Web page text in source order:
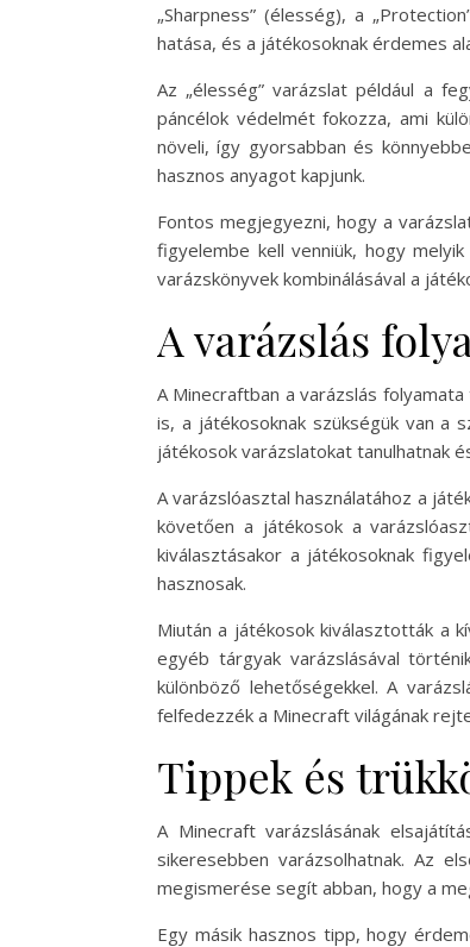
„Sharpness” (élesség), a
hatása, és a játékosoknak érdemes
Az „élesség” varázslat például a
páncélok védelmét fokozza, ami
növeli, így gyorsabban és
hasznos anyagot kapjunk.
Fontos megjegyezni, hogy a
figyelembe kell venniük, hogy
varázskönyvek kombinálásával a
A varázslás
A Minecraftban a varázslás
is, a játékosoknak szükségük van a
játékosok varázslatokat tanulhatnak
A varázslóasztal használatához a
követően a játékosok a
kiválasztásakor a játékosoknak
hasznosak.
Miután a játékosok kiválasztották a
egyéb tárgyak varázslásával
különböző lehetőségekkel. A
felfedezzék a Minecraft világának
Tippek és
A Minecraft varázslásának
sikeresebben varázsolhatnak. Az
megismerése segít abban, hogy a
Egy másik hasznos tipp, hogy